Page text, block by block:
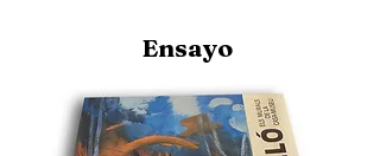
Ensayo